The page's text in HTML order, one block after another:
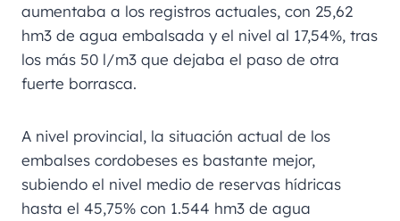
aumentaba a los registros actuales, con 25,62
hm3 de agua embalsada y el nivel al 17,54%, tras
los más 50 l/m3 que dejaba el paso de otra
fuerte borrasca.
A nivel provincial, la situación actual de los
embalses cordobeses es bastante mejor,
subiendo el nivel medio de reservas hídricas
hasta el 45,75% con 1.544 hm3 de agua